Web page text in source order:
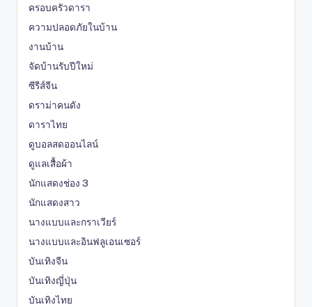
ครอบครัวดารา
ความปลอดภัยในบ้าน
งานบ้าน
จัดบ้านรับปีใหม่
ซีรีส์จีน
ดราม่าคนดัง
ดาราไทย
ดูบอลสดออนไลน์
ดูแลเสื้อผ้า
นักแสดงช่อง 3
นักแสดงสาว
นางแบบและกราเวียร์
นางแบบและอินฟลูเอนเซอร์
บันเทิงจีน
บันเทิงญี่ปุ่น
บันเทิงไทย